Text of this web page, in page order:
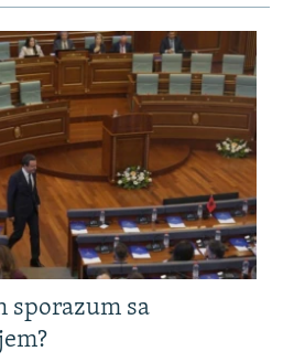
sporazum sa